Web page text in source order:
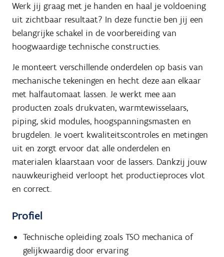
Werk jij graag met je handen en haal je voldoening
uit zichtbaar resultaat? In deze functie ben jij een
belangrijke schakel in de voorbereiding van
hoogwaardige technische constructies.
Je monteert verschillende onderdelen op basis van
mechanische tekeningen en hecht deze aan elkaar
met halfautomaat lassen. Je werkt mee aan
producten zoals drukvaten, warmtewisselaars,
piping, skid modules, hoogspanningsmasten en
brugdelen. Je voert kwaliteitscontroles en metingen
uit en zorgt ervoor dat alle onderdelen en
materialen klaarstaan voor de lassers. Dankzij jouw
nauwkeurigheid verloopt het productieproces vlot
en correct.
Profiel
Technische opleiding zoals TSO mechanica of
gelijkwaardig door ervaring